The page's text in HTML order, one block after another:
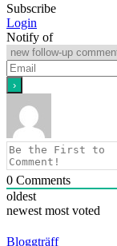
Subscribe
Login
Notify of
0 Comments
oldest
newest most voted
Bloggträff